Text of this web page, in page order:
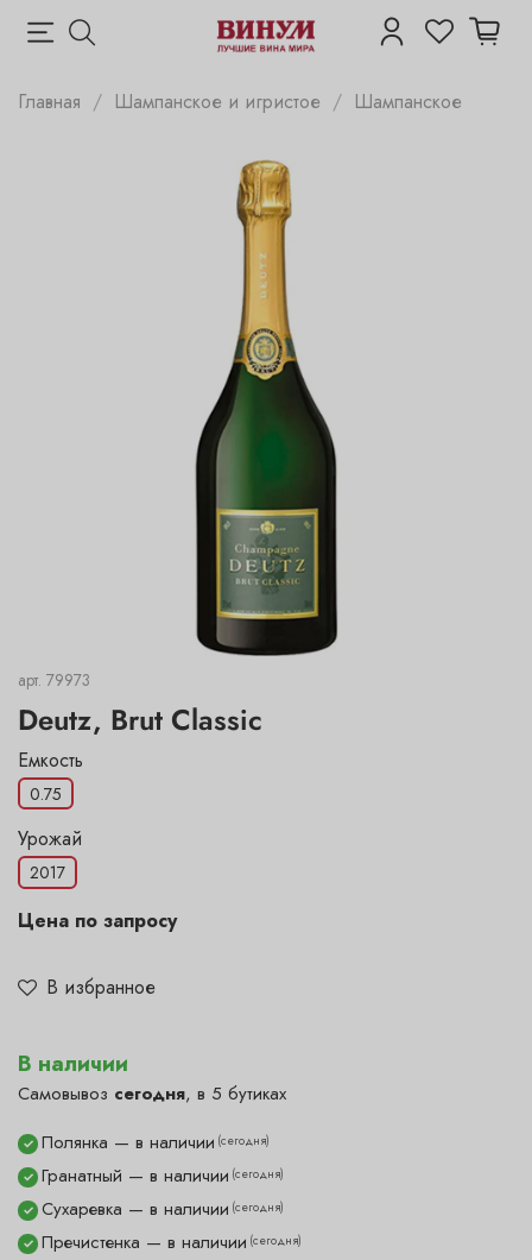
Главная Шампанское и игристое Шампанское
арт. 79973
Deutz, Brut Classic
В избранное
Емкость
0.75
Урожай
2017
Цена по запросу
В наличии
Самовывоз сегодня, в 5 бутиках
✓ Гранатный — в наличии (сегодня)
✓ Полянка — в наличии (сегодня)
✓ Пречистенка — в наличии (сегодня)
✓ Сухаревка — в наличии (сегодня)